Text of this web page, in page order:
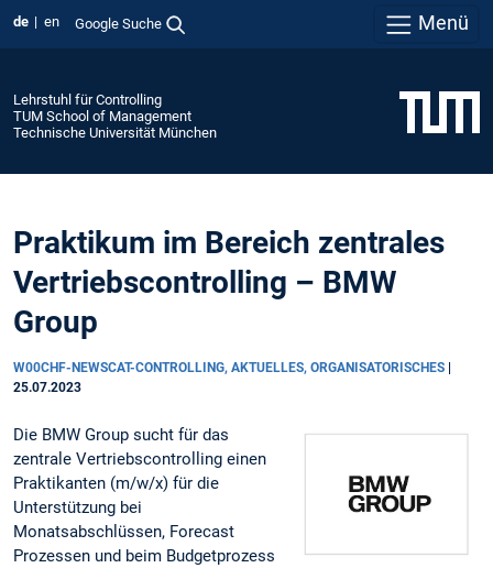
de en Google Suche Menü
Lehrstuhl für Controlling
TUM School of Management
Technische Universität München
Praktikum im Bereich zentrales
Vertriebscontrolling – BMW
Group
W00CHF-NEWSCAT-CONTROLLING, AKTUELLES, ORGANISATORISCHES
25.07.2023
Die BMW Group sucht für das
zentrale Vertriebscontrolling einen
Praktikanten (m/w/x) für die
Unterstützung bei
Monatsabschlüssen, Forecast
Prozessen und beim Budgetprozess